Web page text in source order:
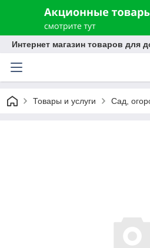
Интернет магазин товаров для
Товары и услуги Сад,